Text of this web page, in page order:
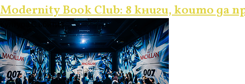
Modernity Book Club: 8 книги, които да
Култура Събития